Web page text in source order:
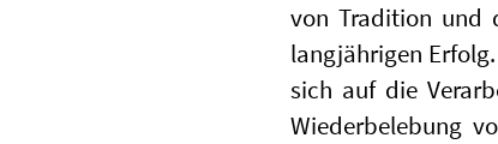
von Tradition und
langjährigen
sich auf die
Wiederbelebung